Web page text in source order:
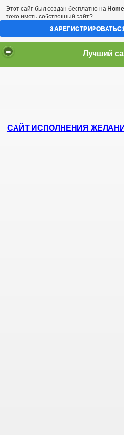
Лучший
САЙТ ИСПОЛНЕНИЯ
Этот сайт был создан бесплатно на
тоже иметь собственный сайт?